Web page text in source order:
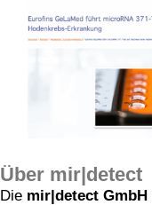
Über mir|detect
Die mir|detect GmbH